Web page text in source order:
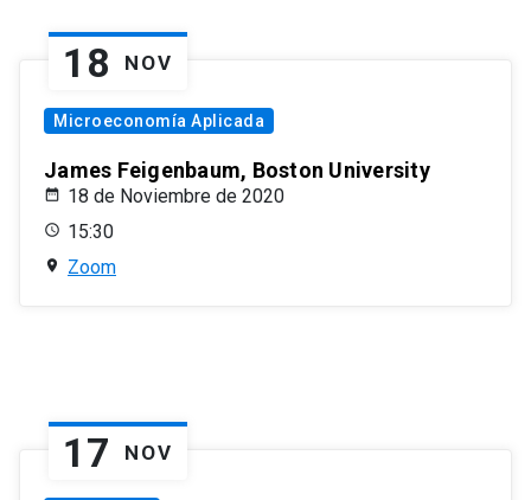
18 NOV
Microeconomía Aplicada
James Feigenbaum, Boston University
18 de Noviembre de 2020
15:30
Zoom
17 NOV